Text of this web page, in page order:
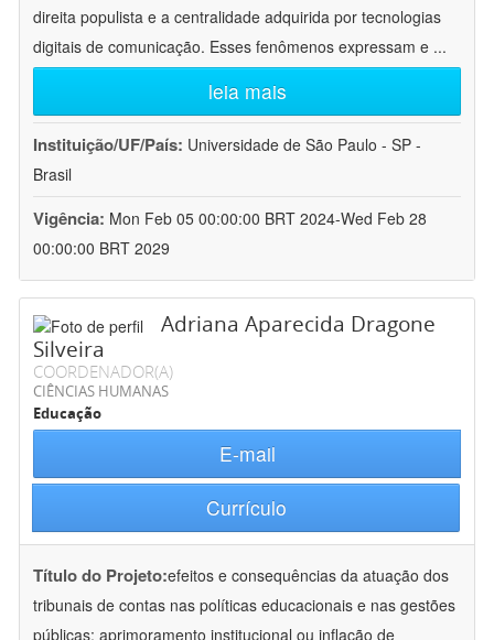
direita populista e a centralidade adquirida por tecnologias
digitais de comunicação. Esses fenômenos expressam e ...
leia mais
Instituição/UF/País: Universidade de São Paulo - SP -
Brasil
Vigência: Mon Feb 05 00:00:00 BRT 2024-Wed Feb 28
00:00:00 BRT 2029
Adriana Aparecida Dragone
Silveira
COORDENADOR(A)
CIÊNCIAS HUMANAS
Educação
E-mail
Currículo
Título do Projeto:efeitos e consequências da atuação dos
tribunais de contas nas políticas educacionais e nas gestões
públicas: aprimoramento institucional ou inflação de